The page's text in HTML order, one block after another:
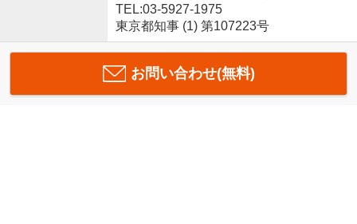
TEL:03-5927-1975
東京都知事 (1) 第107223号
お問い合わせ(無料)